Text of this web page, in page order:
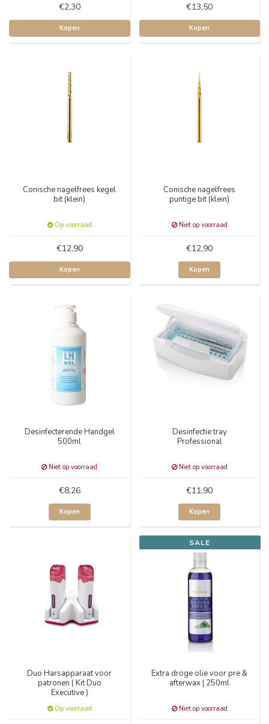
€2,30
Kopen
€13,50
Kopen
Conische nagelfrees kegel
bit (klein)
Op voorraad
€12,90
Kopen
Conische nagelfrees
puntige bit (klein)
Niet op voorraad
€12,90
Kopen
Desinfecterende Handgel
500ml
Niet op voorraad
€8,26
Kopen
Desinfectie tray
Professional
Niet op voorraad
€11,90
Kopen
Duo Harsapparaat voor
patronen ( Kit Duo
Executive )
Op voorraad
SALE
Extra droge olie voor pre &
afterwax | 250ml
Niet op voorraad